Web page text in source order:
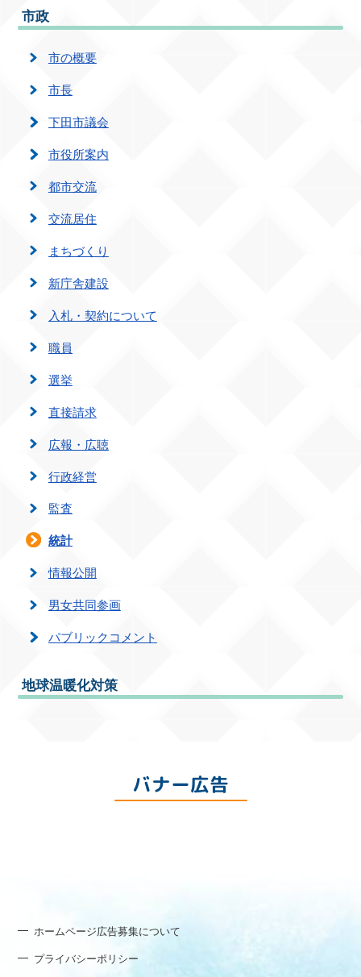
市政
市の概要
市長
下田市議会
市役所案内
都市交流
交流居住
まちづくり
新庁舎建設
入札・契約について
職員
選挙
直接請求
広報・広聴
行政経営
監査
統計
情報公開
男女共同参画
パブリックコメント
地球温暖化対策
バナー広告
ホームページ広告募集について
プライバシーポリシー